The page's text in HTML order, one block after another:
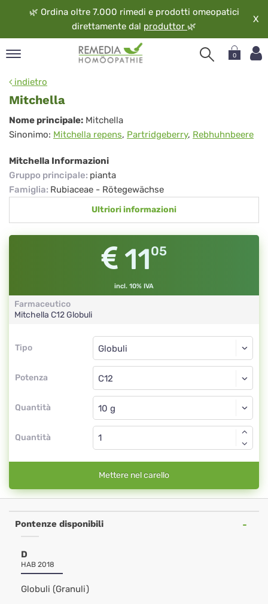
🌿 Ordina oltre 7.000 rimedi e prodotti omeopatici
direttamente dal produttor 🌿
X
0
indietro
Mitchella
Mitchella
Nome principale: Mitchella
Sinonimo: Mitchella repens, Partridgeberry, Rebhuhnbeere
Mitchella Informazioni
Gruppo principale: pianta
Famiglia: Rubiaceae - Rötegewächse
Ultriori informazioni
1105
incl. 10% IVA
Farmaceutico
Mitchella C12Globuli
Tipo
Tipo
Potenza
Globuli
C12
Quantità
Globuli
Quantità
Mettere nel carello
Pontenze disponibili
D
HAB 2018
Globuli (Granuli)